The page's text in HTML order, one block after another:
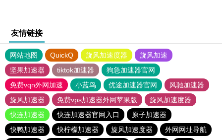
友情链接
网站地图 QuickQ 旋风加速度器
旋风加速
坚果加速器
tiktok加速器
狗急加速器官网
免费vqn外网加速
小蓝鸟 优途加速器官网
风驰加速器
旋风加速器
免费vps加速器外网苹果版
旋风加速度器
快连加速器
快连加速器官网入口
原子加速器
快鸭加速器
快柠檬加速器 旋风加速度器
外网网址导航